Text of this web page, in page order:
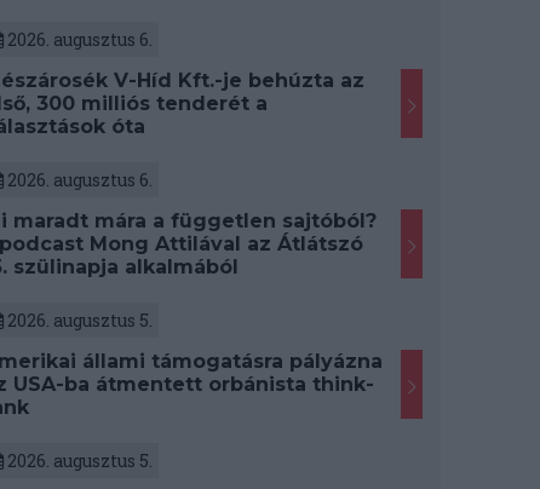
2026. augusztus 6.
V-Híd Kft.-je behúzta az
300 milliós tenderét a
óta
2026. augusztus 6.
maradt mára a független sajtóból?
Mong Attilával az Átlátszó
szülinapja alkalmából
2026. augusztus 5.
állami támogatásra pályázna
USA-ba átmentett orbánista think-
2026. augusztus 5.